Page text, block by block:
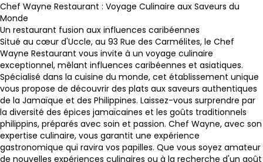
Chef Wayne Restaurant : Voyage Culinaire aux Saveurs du
Monde
Un restaurant fusion aux influences caribéennes
Situé au cœur d'Uccle, au 93 Rue des Carmélites, le Chef
Wayne Restaurant vous invite à un voyage culinaire
exceptionnel, mêlant influences caribéennes et asiatiques.
Spécialisé dans la cuisine du monde, cet établissement unique
vous propose de découvrir des plats aux saveurs authentiques
de la Jamaïque et des Philippines. Laissez-vous surprendre par
la diversité des épices jamaïcaines et les goûts traditionnels
philippins, préparés avec soin et passion. Chef Wayne, avec son
expertise culinaire, vous garantit une expérience
gastronomique qui ravira vos papilles. Que vous soyez amateur
de nouvelles expériences culinaires ou à la recherche d'un goût